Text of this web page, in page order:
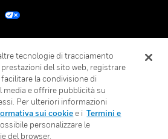
tecnologie di tracciamento
del sito web, registrare
la condivisione di
media e offrire pubblicità su
Per ulteriori informazioni
sui cookiee i Termini e
personalizzare le
del browser.